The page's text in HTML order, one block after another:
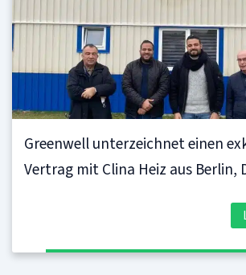
Greenwell unterzeichnet einen
Vertrag mit Clina Heiz aus Berlin,